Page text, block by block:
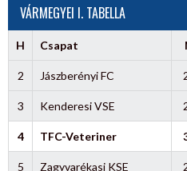
VÁRMEGYEI I. TABELLA
H Csapat
2 Jászberényi FC
3 Kenderesi VSE
4 TFC-Veteriner
5 Zagyvarékasi KSE